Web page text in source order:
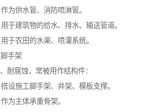
为供水管、消防喷淋管。
于建筑物的给水、排水、输送管道。
于农田的水渠、喷灌系统。
手架
耐腐蚀，常被用作结构件：
设施工脚手架、井架、模板支撑。
为主体承重骨架。